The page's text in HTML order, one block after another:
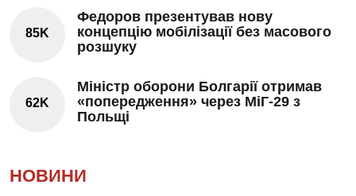
85K
Федоров презентував нову
концепцію мобілізації без масового
розшуку
62K
Міністр оборони Болгарії отримав
«попередження» через МіГ-29 з
Польщі
НОВИНИ